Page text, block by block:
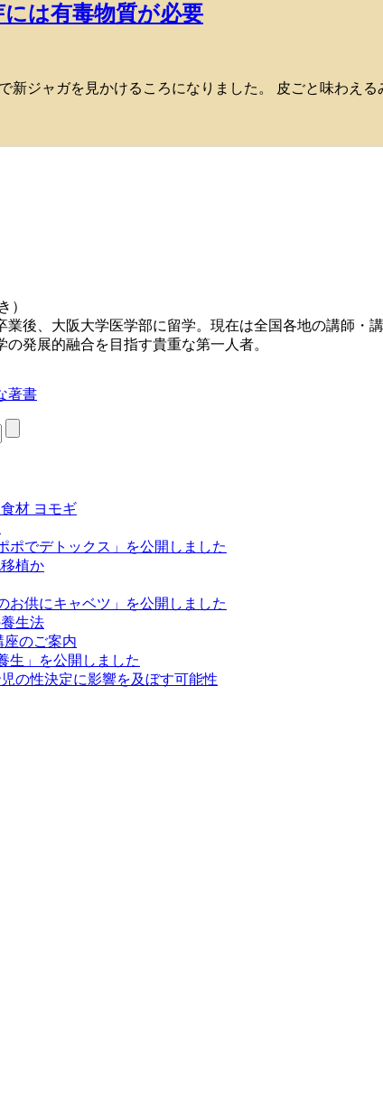
は有毒物質が必要
で新ジャガを見かけるころになりました。 皮ごと味わえ
）
業後、大阪大学医学部に留学。現在は全国各地の講師
発展的融合を目指す貴重な第一人者。
著書
材 ヨモギ
ポでデトックス」を公開しました
植か
お供にキャベツ」を公開しました
生法
座のご案内
生」を公開しました
の性決定に影響を及ぼす可能性